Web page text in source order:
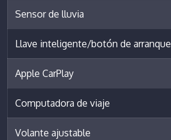
Sensor de lluvia
Llave inteligente/botón de arranque
Apple CarPlay
Computadora de viaje
Volante ajustable